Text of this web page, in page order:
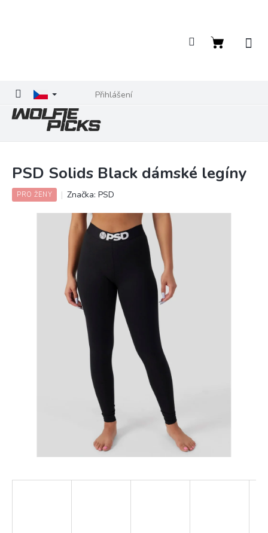
Přihlášení
Nákupní
PSD Solids Black dámské legíny
PRO ŽENY Značka: PSD